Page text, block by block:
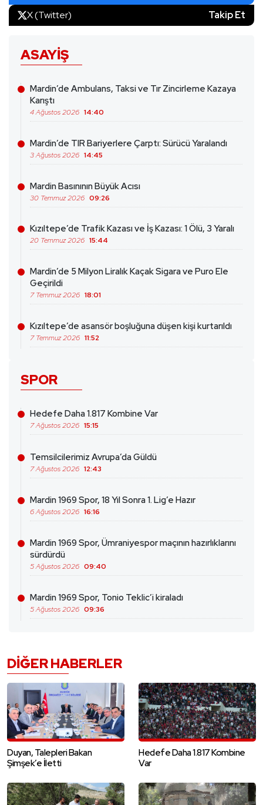
X (Twitter)
Takip Et
ASAYIŞ
Mardin’de Ambulans, Taksi ve Tır Zincirleme Kazaya
Karıştı
4 Ağustos 2026 14:40
Mardin’de TIR Bariyerlere Çarptı: Sürücü Yaralandı
3 Ağustos 2026 14:45
Mardin Basınının Büyük Acısı
30 Temmuz 2026 09:26
Kızıltepe’de Trafik Kazası ve İş Kazası: 1 Ölü, 3 Yaralı
20 Temmuz 2026 15:44
Mardin’de 5 Milyon Liralık Kaçak Sigara ve Puro Ele
Geçirildi
7 Temmuz 2026 18:01
Kızıltepe’de asansör boşluğuna düşen kişi kurtarıldı
7 Temmuz 2026 11:52
SPOR
Hedefe Daha 1.817 Kombine Var
7 Ağustos 2026 15:15
Temsilcilerimiz Avrupa’da Güldü
7 Ağustos 2026 12:43
Mardin 1969 Spor, 18 Yıl Sonra 1. Lig’e Hazır
6 Ağustos 2026 16:16
Mardin 1969 Spor, Ümraniyespor maçının hazırlıklarını
sürdürdü
5 Ağustos 2026 09:40
Mardin 1969 Spor, Tonio Teklic’i kiraladı
5 Ağustos 2026 09:36
DIĞER HABERLER
Duyan, Talepleri Bakan
Şimşek’e İletti
Hedefe Daha 1.817 Kombine
Var